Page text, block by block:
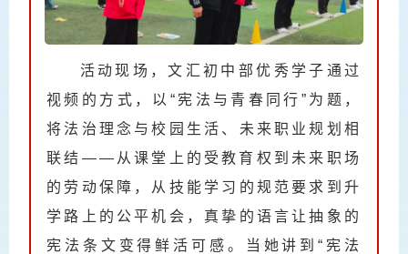
活动现场，文汇初中部优秀学子通过
视频的方式，以“宪法与青春同行”为题，
将法治理念与校园生活、未来职业规划相
联结——从课堂上的受教育权到未来职场
的劳动保障，从技能学习的规范要求到升
学路上的公平机会，真挚的语言让抽象的
宪法条文变得鲜活可感。当她讲到“宪法